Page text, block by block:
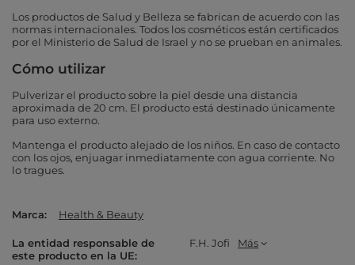
Los productos de Salud y Belleza se fabrican de acuerdo con las
normas internacionales. Todos los cosméticos están certificados
por el Ministerio de Salud de Israel y no se prueban en animales.
Cómo utilizar
Pulverizar el producto sobre la piel desde una distancia
aproximada de 20 cm. El producto está destinado únicamente
para uso externo.
Mantenga el producto alejado de los niños. En caso de contacto
con los ojos, enjuagar inmediatamente con agua corriente. No
lo tragues.
Marca Health & Beauty
La entidad responsable de
este producto en la UE
F.H. Jofi Más